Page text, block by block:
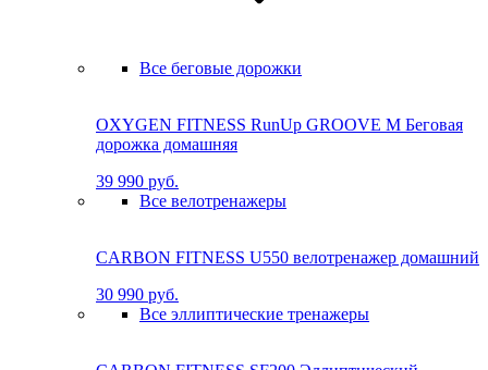
Все беговые дорожки
OXYGEN FITNESS RunUp GROOVE M Бе­го­вая
до­рож­ка до­маш­няя
39 990 руб.
Все велотренажеры
CARBON FITNESS U550 велотренажер домашний
30 990 руб.
Все эллиптические тренажеры